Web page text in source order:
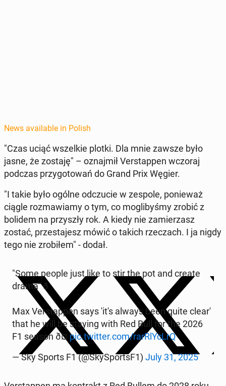
News available in Polish
"Czas uciąć wszelkie plotki. Dla mnie zawsze było
jasne, że zostaję" – oz­na­jmił Ver­stap­pen wczoraj
podczas przy­go­towań do Grand Prix Węgier.
"I takie było ogólne od­czu­cie w zespole, ponieważ
ciągle roz­maw­iamy o tym, co moglibyśmy zrobić z
bolidem na przyszły rok. A kiedy nie za­mierza­sz
zostać, przes­ta­jesz mówić o takich rzeczach. I ja nigdy
tego nie zro­biłem" - dodał.
"Some people just like to stir the pot and create
drama" ð
Max Ver­stap­pen says 'it's always been quite clear'
that he will be staying with Red Bull for the 2026
F1 season ð¤ pic.twitter.com/rar­RlY­cLrQ
— Sky Sports F1 (@SkyS­portsF1) July 31, 2025